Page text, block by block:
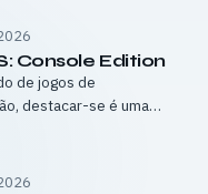
Console Edition
de jogos de
destacar-se é uma
A fórmula está bem
e…